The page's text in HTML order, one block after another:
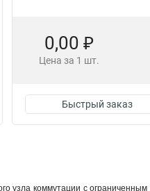
0,00 ₽
Цена за 1 шт.
Быстрый заказ
узла коммутации с